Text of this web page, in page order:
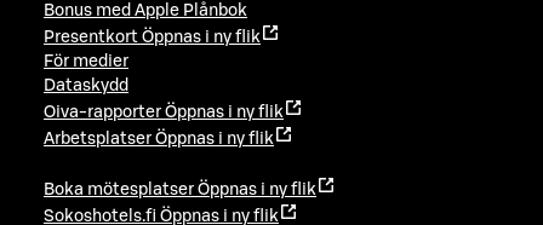
Bonus med Apple Plånbok
Presentkort Öppnas i ny flik
För medier
Dataskydd
Oiva-rapporter Öppnas i ny flik
Arbetsplatser Öppnas i ny flik
Boka mötesplatser Öppnas i ny flik
Sokoshotels.fi Öppnas i ny flik